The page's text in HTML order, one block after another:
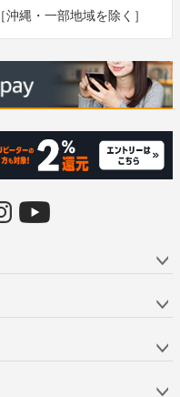
へ
［沖縄・一部地域を除く］